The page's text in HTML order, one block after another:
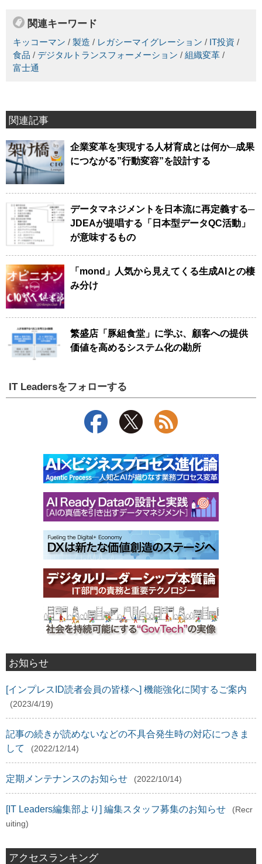
関連キーワード
キッコーマン / 製造 / レガシーマイグレーション / IT投資 /
食品 / デジタルトランスフォーメーション / 組織変革 /
富士通
関連記事
企業変革を実現する人材育成とは何か─成果
につながる”行動変容”を設計する
データマネジメントを日本流に再定義する─
JDEAが提唱する「日本型データQC活動」
が意味するもの
「mond」人気から見えてくる生成AIとの棲
み分け
繁盛店「豚組食堂」に学ぶ、顧客への提供
価値を高めるシステム化の勘所
IT Leadersをフォローする
お知らせ
[インプレスID読者会員の皆様へ] 機能強化に関するご案内
(2023/4/19)
記事の続きが読めないなどの不具合発生時の対応につきま
して
(2022/12/14)
定期メンテナンスのお知らせ (2022/10/14)
[IT Leaders編集部より] 編集スタッフ募集のお知らせ
(Recr
uiting)
アクセスランキング